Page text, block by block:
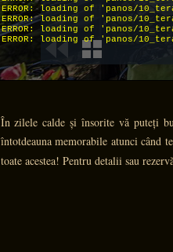
În zilele calde și însorite vă puteți
întotdeauna memorabile atunci când
toate acestea! Pentru detalii sau